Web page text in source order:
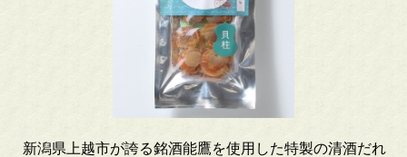
新潟県上越市が誇る銘酒能鷹を使用した特製の清酒だれ